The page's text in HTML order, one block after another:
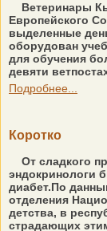
Ветеринары
Европейского
выделенные
оборудован
для обучения
девяти
Подробнее...
Коротко
От сладкого
эндокринологи
диабет.По
отделения
детства, в
страдающих